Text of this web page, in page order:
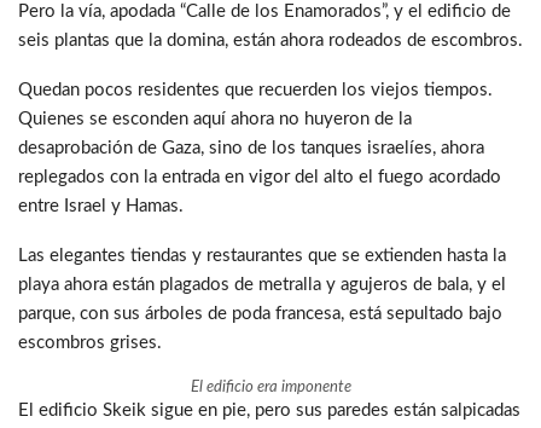
Pero la vía, apodada “Calle de los Enamorados”, y el edificio de
seis plantas que la domina, están ahora rodeados de escombros.
Quedan pocos residentes que recuerden los viejos tiempos.
Quienes se esconden aquí ahora no huyeron de la
desaprobación de Gaza, sino de los tanques israelíes, ahora
replegados con la entrada en vigor del alto el fuego acordado
entre Israel y Hamas.
Las elegantes tiendas y restaurantes que se extienden hasta la
playa ahora están plagados de metralla y agujeros de bala, y el
parque, con sus árboles de poda francesa, está sepultado bajo
escombros grises.
El edificio era imponente
El edificio Skeik sigue en pie, pero sus paredes están salpicadas